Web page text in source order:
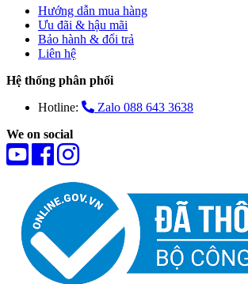
Hướng dẫn mua hàng
Ưu đãi & hậu mãi
Bảo hành & đổi trả
Liên hệ
Hệ thống phân phối
Hotline:
Zalo 088 643 3638
We on social